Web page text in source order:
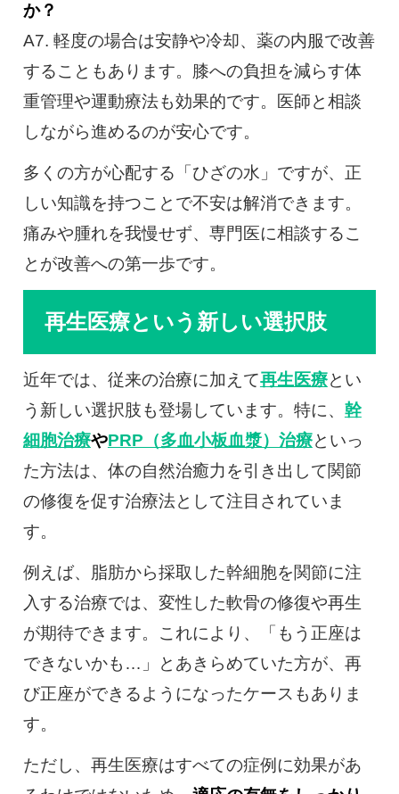
か？
A7. 軽度の場合は安静や冷却、薬の内服で改善
することもあります。膝への負担を減らす体
重管理や運動療法も効果的です。医師と相談
しながら進めるのが安心です。
多くの方が心配する「ひざの水」ですが、正
しい知識を持つことで不安は解消できます。
痛みや腫れを我慢せず、専門医に相談するこ
とが改善への第一歩です。
再生医療という新しい選択肢
近年では、従来の治療に加えて再生医療とい
う新しい選択肢も登場しています。特に、 幹
細胞治療やPRP（多血小板血漿）治療といっ
た方法は、体の自然治癒力を引き出して関節
の修復を促す治療法として注目されていま
す。
例えば、脂肪から採取した幹細胞を関節に注
入する治療では、変性した軟骨の修復や再生
が期待できます。これにより、「もう正座は
できないかも…」とあきらめていた方が、再
び正座ができるようになったケースもありま
す。
ただし、再生医療はすべての症例に効果があ